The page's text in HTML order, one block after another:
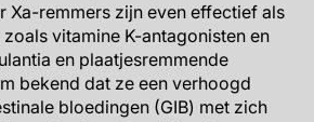
Xa-remmers zijn even effectief als
vitamine K-antagonisten en
en plaatjesremmende
bekend dat ze een verhoogd
bloedingen (GIB) met zich